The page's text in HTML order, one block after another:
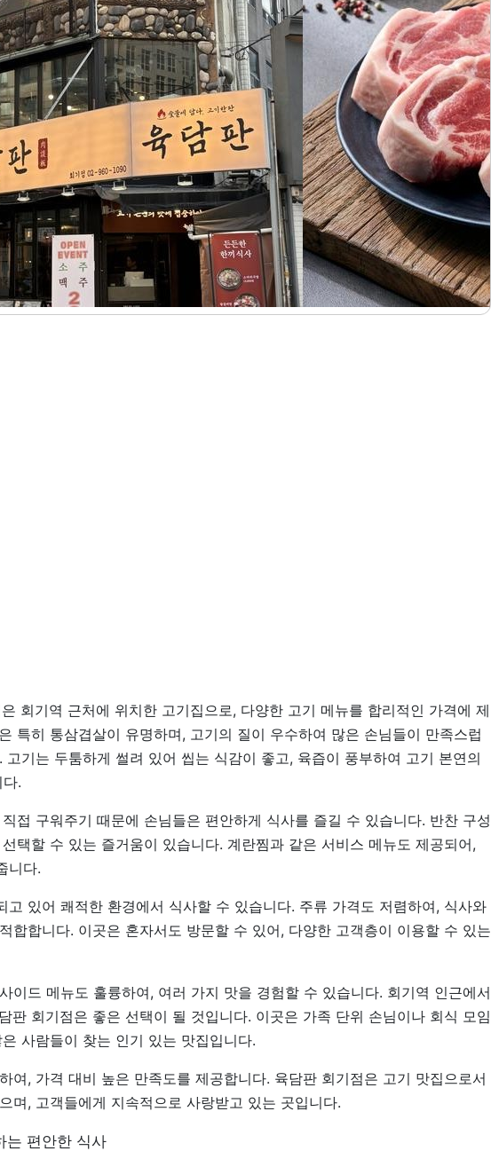
회기역 근처에 위치한 고기집으로, 다양한 고기 메뉴를 합리적인 가격에 제
특히 통삼겹살이 유명하며, 고기의 질이 우수하여 많은 손님들이 만족스럽
고기는 두툼하게 썰려 있어 씹는 식감이 좋고, 육즙이 풍부하여 고기 본연의
.
접 구워주기 때문에 손님들은 편안하게 식사를 즐길 수 있습니다. 반찬 구성
택할 수 있는 즐거움이 있습니다. 계란찜과 같은 서비스 메뉴도 제공되어,
니다.
고 있어 쾌적한 환경에서 식사할 수 있습니다. 주류 가격도 저렴하여, 식사와
합합니다. 이곳은 혼자서도 방문할 수 있어, 다양한 고객층이 이용할 수 있는
이드 메뉴도 훌륭하여, 여러 가지 맛을 경험할 수 있습니다. 회기역 인근에서
판 회기점은 좋은 선택이 될 것입니다. 이곳은 가족 단위 손님이나 회식 모임
사람들이 찾는 인기 있는 맛집입니다.
여, 가격 대비 높은 만족도를 제공합니다. 육담판 회기점은 고기 맛집으로서
며, 고객들에게 지속적으로 사랑받고 있는 곳입니다.
는 편안한 식사